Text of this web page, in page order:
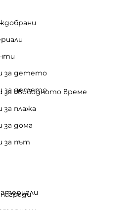
за детето
за детето
за свободното време
за плажа
за дома
за път